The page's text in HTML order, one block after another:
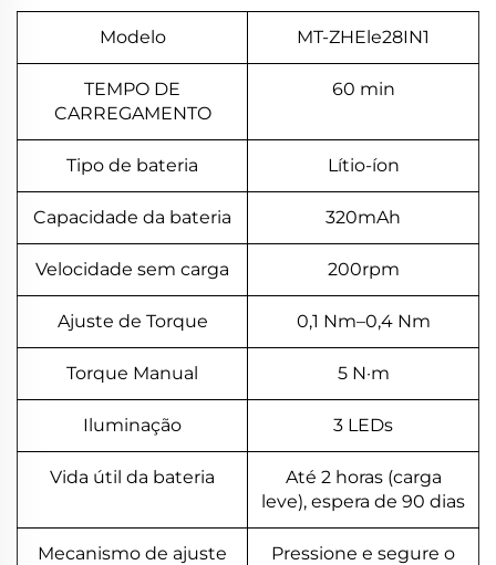
Modelo MT-ZHEle28IN1
TEMPO DE
CARREGAMENTO
60 min
Tipo de bateria Lítio-íon
Capacidade da bateria 320mAh
Velocidade sem carga 200rpm
Ajuste de Torque 0,1 Nm–0,4 Nm
Torque Manual 5 N·m
Iluminação 3 LEDs
Vida útil da bateria
Até 2 horas (carga
leve), espera de 90 dias
Mecanismo de ajuste
Pressione e segure o